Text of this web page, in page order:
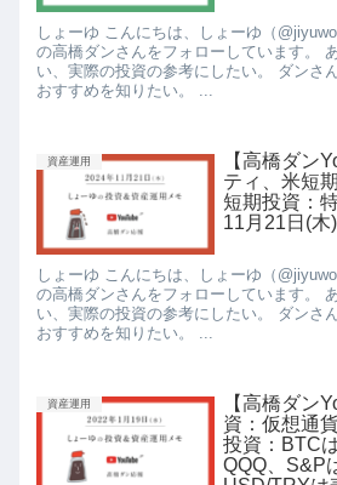
しょーゆ こんにちは、しょーゆ（
の高橋ダンさんをフォローしています。
い、実際の投資の参考にしたい。 ダンさ
おすすめを知りたい。 ...
資産運用
【高橋ダン
ティ、米短
短期投資：
11月21日(木)
しょーゆ こんにちは、しょーゆ（
の高橋ダンさんをフォローしています。
い、実際の投資の参考にしたい。 ダンさ
おすすめを知りたい。 ...
資産運用
【高橋ダン
資：仮想通
投資：BTC
QQQ、S&P